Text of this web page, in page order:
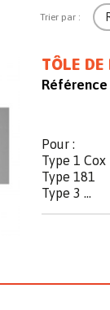
Trier par :
TÔLE DE
Référence
Pour :
Type 1 Cox
Type 181
Type 3 ...